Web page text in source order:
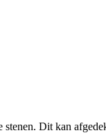
Dit kan